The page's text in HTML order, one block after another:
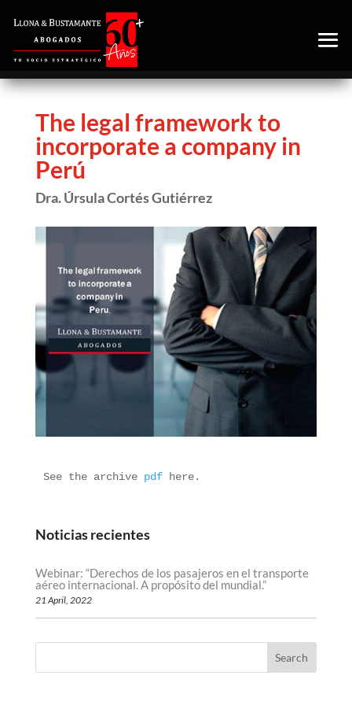
The legal framework to
incorporate a company in
Perú
Dra. Úrsula Cortés Gutiérrez
See the archive pdf here.
Noticias recientes
Webinar: “Derechos de los pasajeros en el transporte
aéreo internacional. A propósito del mundial.”
21 April, 2022